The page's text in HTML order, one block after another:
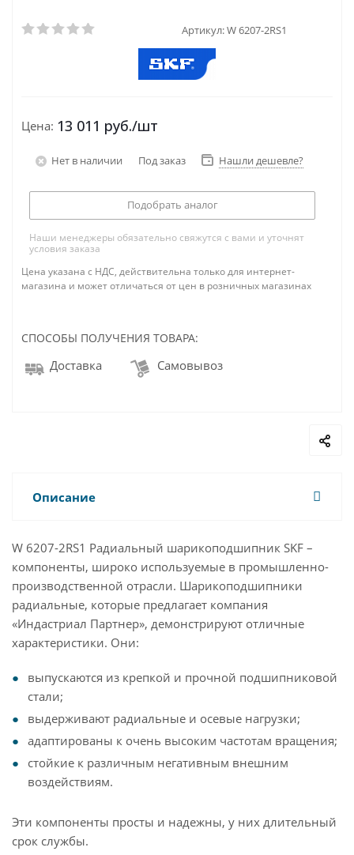
Артикул:W 6207-2RS1
Цена: 13 011 руб./шт
Нет в наличии Под заказ Нашли дешевле?
Подобрать аналог
Наши менеджеры обязательно свяжутся с вами и уточнят
условия заказа
Цена указана с НДС, действительна только для интернет-
магазина и может отличаться от цен в розничных магазинах
СПОСОБЫ ПОЛУЧЕНИЯ ТОВАРА:
Доставка Самовывоз
Описание
W 6207-2RS1 Радиальный шарикоподшипник SKF –
компоненты, широко используемые в промышленно-
производственной отрасли. Шарикоподшипники
радиальные, которые предлагает компания
«Индастриал Партнер», демонстрируют отличные
характеристики. Они:
выпускаются из крепкой и прочной подшипниковой
стали;
выдерживают радиальные и осевые нагрузки;
адаптированы к очень высоким частотам вращения;
стойкие к различным негативным внешним
воздействиям.
Эти компоненты просты и надежны, у них длительный
срок службы.